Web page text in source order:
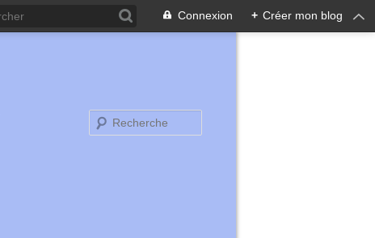
Connexion + Créer mon blog